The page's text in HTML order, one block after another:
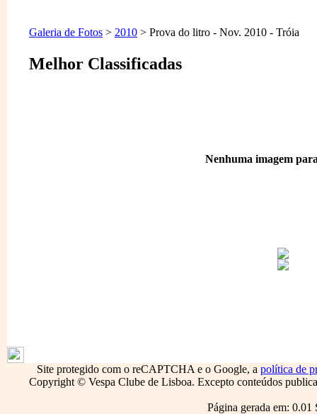
Galeria de Fotos > 2010 > Prova do litro - Nov. 2010 - Tróia
Melhor Classificadas
Nenhuma imagem
Site protegido com o reCAPTCHA e o Google, a política de
Copyright © Vespa Clube de Lisboa. Excepto conteúdos
Página gerada em: 0.01